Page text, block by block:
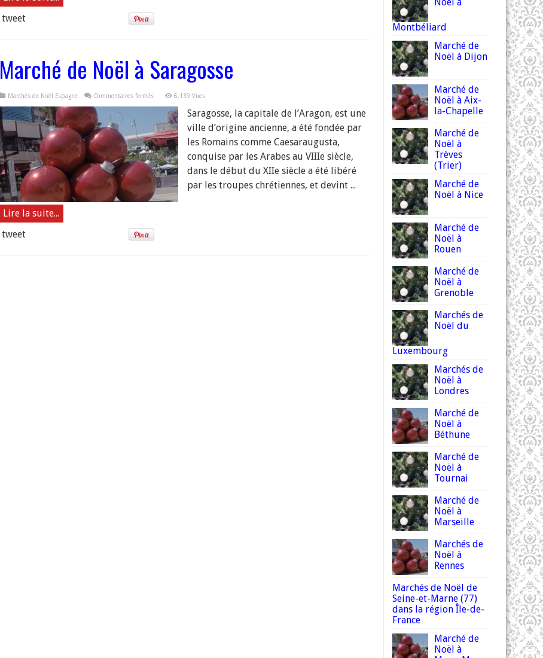
tweet
Marché de Noël à Saragosse
Marchés de Noël Espagne Commentaires fermés
de
Saragosse
6,139 Vues
Saragosse, la capitale de l’Aragon, est une
ville d’origine ancienne, a été fondée par
les Romains comme Caesaraugusta,
conquise par les Arabes au VIIIe siècle,
dans le début du XIIe siècle a été libéré
par les troupes chrétiennes, et devint ...
Lire la suite...
tweet
Montbéliard
Marché de
Noël à Dijon
Marché de
Noël à Aix-
la-Chapelle
Marché de
Noël à
Trèves
(Trier)
Marché de
Noël à Nice
Marché de
Noël à
Rouen
Marché de
Noël à
Grenoble
Marchés de
Noël du
Luxembourg
Marchés de
Noël à
Londres
Marché de
Noël à
Béthune
Marché de
Noël à
Tournai
Marché de
Noël à
Marseille
Marchés de
Noël à
Rennes
Marchés de Noël de
Seine-et-Marne (77)
dans la région Île-de-
France
Marché de
Noël à